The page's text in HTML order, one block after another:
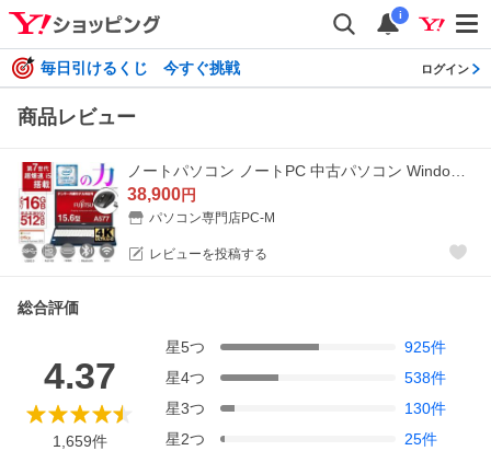
i
毎日引けるくじ 今すぐ挑戦 ログイン
商品レビュー
38,900円
パソコン専門店PC-M
レビューを投稿する
総合評価
4.37
1,659件
星5つ 925件
星4つ 538件
星3つ 130件
星2つ 25件